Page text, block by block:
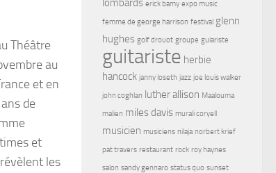
Théâtre
au
et en
de
et
les
lombards erick bamy expo music
femme de george harrison festival glenn
hughes golf drouot groupe guiariste
guitariste herbie
hancock janny loseth jazz joe louis walker
john coghlan luther allison Maalouma
malien miles davis murali coryell
musicien musiciens nilaja norbert krief
pat travers restaurant rock roy haynes
salon sandy gennaro status quo sunset